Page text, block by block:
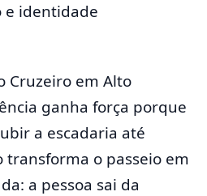
e identidade
Cruzeiro em Alto
ganha força porque
a escadaria até
transforma o passeio em
a pessoa sai da